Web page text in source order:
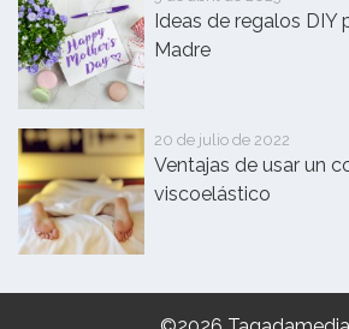
Ideas de regalos DIY
Madre
20 de julio de 2022
Ventajas de usar un
viscoelástico